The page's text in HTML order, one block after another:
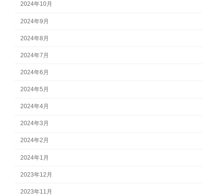
2024年10月
2024年9月
2024年8月
2024年7月
2024年6月
2024年5月
2024年4月
2024年3月
2024年2月
2024年1月
2023年12月
2023年11月